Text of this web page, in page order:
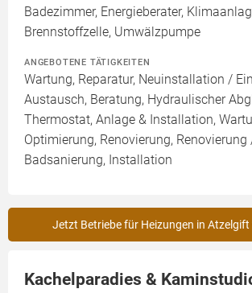
Badezimmer, Energieberater,
Brennstoffzelle, Umwälzpumpe
ANGEBOTENE TÄTIGKEITEN
Wartung, Reparatur, Neuinstallation /
Austausch, Beratung, Hydraulischer
Thermostat, Anlage & Installation,
Optimierung, Renovierung, Renovierung
Badsanierung, Installation
Jetzt Betriebe für Heizungen in Atzelgift
Kachelparadies &